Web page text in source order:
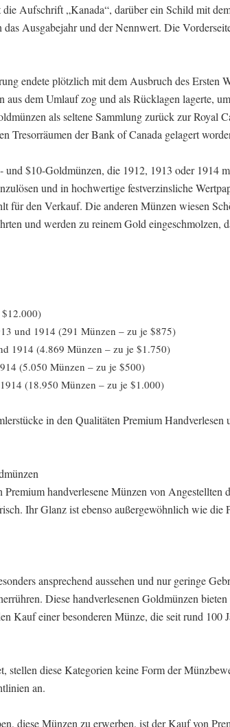
Aufschrift „Kanada“, darüber ein Schild mit
Ausgabejahr und der Nennwert. Die
endete plötzlich mit dem Ausbruch des Ersten
dem Umlauf zog und als Rücklagen lagerte,
als seltene Sammlung zurück zur Royal
Tresorräumen der Bank of Canada gelagert
$10-Goldmünzen, die 1912, 1913 oder 1914
und in hochwertige festverzinsliche
für den Verkauf. Die anderen Münzen wiesen
und werden zu reinem Gold eingeschmolzen,
$12.000)
und 1914 (291 Münzen – zu je $875)
1914 (4.869 Münzen – zu je $1.750)
(5.050 Münzen – zu je $500)
(18.950 Münzen – zu je $1.000)
in den Qualitäten Premium Handverlesen
handverlesene Münzen von Angestellten
Ihr Glanz ist ebenso außergewöhnlich wie die
ansprechend aussehen und nur geringe
Diese handverlesenen Goldmünzen
Kauf einer besonderen Münze, die seit rund 100
diese Kategorien keine Form der
an.
diese Münzen zu erwerben, ist der Kauf von